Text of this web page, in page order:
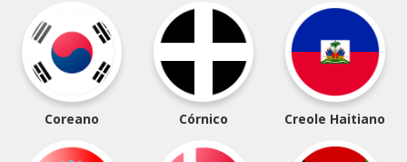
Coreano Córnico Creole Haitiano